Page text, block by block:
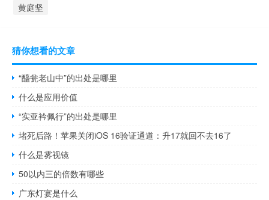
黄庭坚
猜你想看的文章
“醯瓮老山中”的出处是哪里
什么是应用价值
“实亚衿佩行”的出处是哪里
堵死后路！苹果关闭iOS 16验证通道：升17就回不去16了
什么是雾视镜
50以内三的倍数有哪些
广东灯宴是什么